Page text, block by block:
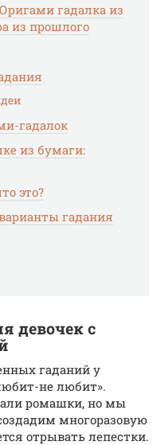
гадалка из
из прошлого
гадалок
из бумаги:
это?
гадания
девочек с
гаданий у
не любит».
ромашки, но мы
многоразовую
отрывать лепестки.